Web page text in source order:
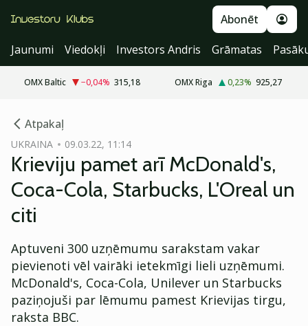
Abonēt
Jaunumi
Viedokļi Investors Andris Grāmatas
OMX Baltic −0,04% 315,18 OMX Riga 0,23% 925,27
Atpakaļ
UKRAINA 09.03.22, 11:14
Krieviju pamet arī McDonald's,
Coca-Cola, Starbucks, L'Oreal un
citi
Aptuveni 300 uzņēmumu sarakstam vakar
pievienoti vēl vairāki ietekmīgi lieli uzņēmumi.
McDonald's, Coca-Cola, Unilever un Starbucks
paziņojuši par lēmumu pamest Krievijas tirgu,
raksta BBC.